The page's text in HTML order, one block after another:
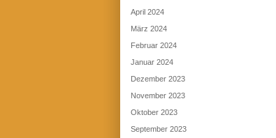
April 2024
März 2024
Februar 2024
Januar 2024
Dezember 2023
November 2023
Oktober 2023
September 2023